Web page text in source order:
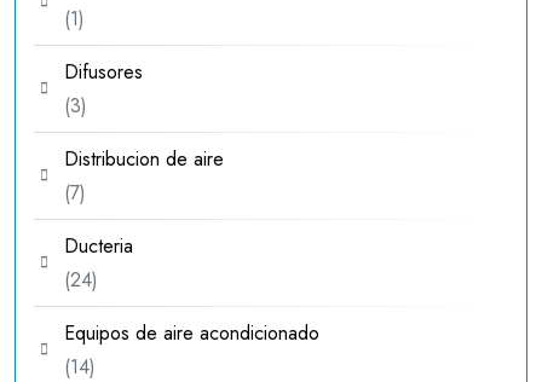
11
producto
Difusores
33
productos
Distribucion de aire
77
productos
Ducteria
2424
productos
Equipos de aire acondicionado
1414